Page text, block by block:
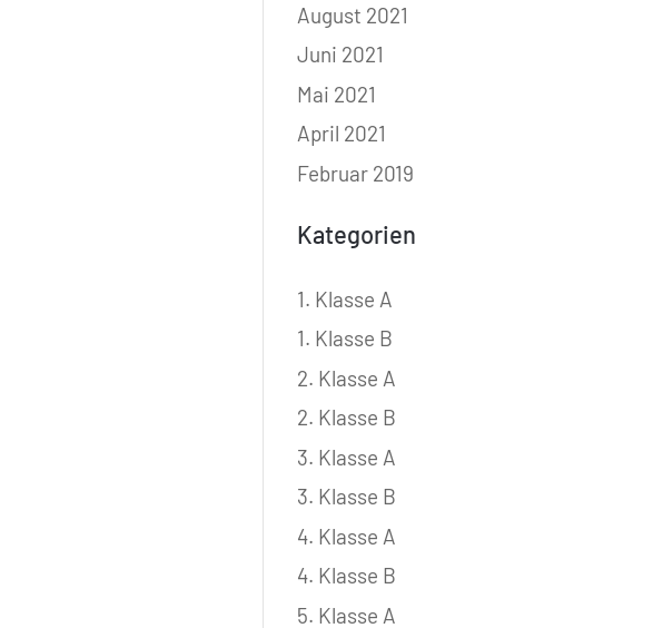
August 2021
Juni 2021
Mai 2021
April 2021
Februar 2019
Kategorien
1. Klasse A
1. Klasse B
2. Klasse A
2. Klasse B
3. Klasse A
3. Klasse B
4. Klasse A
4. Klasse B
5. Klasse A